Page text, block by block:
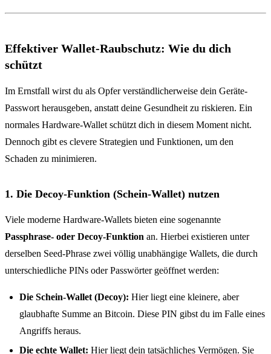
Effektiver Wallet-Raubschutz: Wie du dich
schützt
Im Ernstfall wirst du als Opfer verständlicherweise dein Geräte-
Passwort herausgeben, anstatt deine Gesundheit zu riskieren. Ein
normales Hardware-Wallet schützt dich in diesem Moment nicht.
Dennoch gibt es clevere Strategien und Funktionen, um den
Schaden zu minimieren.
1. Die Decoy-Funktion (Schein-Wallet) nutzen
Viele moderne Hardware-Wallets bieten eine sogenannte
Passphrase- oder Decoy-Funktion an. Hierbei existieren unter
derselben Seed-Phrase zwei völlig unabhängige Wallets, die durch
unterschiedliche PINs oder Passwörter geöffnet werden:
Die Schein-Wallet (Decoy): Hier liegt eine kleinere, aber
glaubhafte Summe an Bitcoin. Diese PIN gibst du im Falle eines
Angriffs heraus.
Die echte Wallet: Hier liegt dein tatsächliches Vermögen. Sie